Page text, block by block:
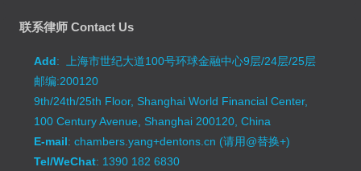
联系律师 Contact Us
Add: 上海市世纪大道100号环球金融中心9层/24层/25层
邮编:200120
9th/24th/25th Floor, Shanghai World Financial Center,
100 Century Avenue, Shanghai 200120, China
E-mail: chambers.yang+dentons.cn (请用@替换+)
Tel/WeChat: 1390 182 6830